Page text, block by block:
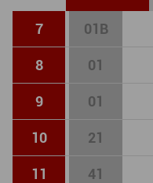
7 01 B
8 01
9 01
10 21
11 41